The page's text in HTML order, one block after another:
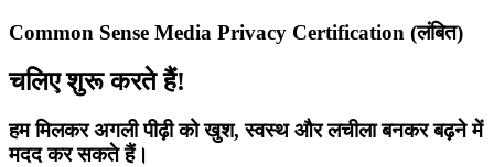
Common Sense Media Privacy Certification (लंबित)
चलिए शुरू करते हैं!
हम मिलकर अगली पीढ़ी को खुश, स्वस्थ और लचीला बनकर बढ़ने में
मदद कर सकते हैं।